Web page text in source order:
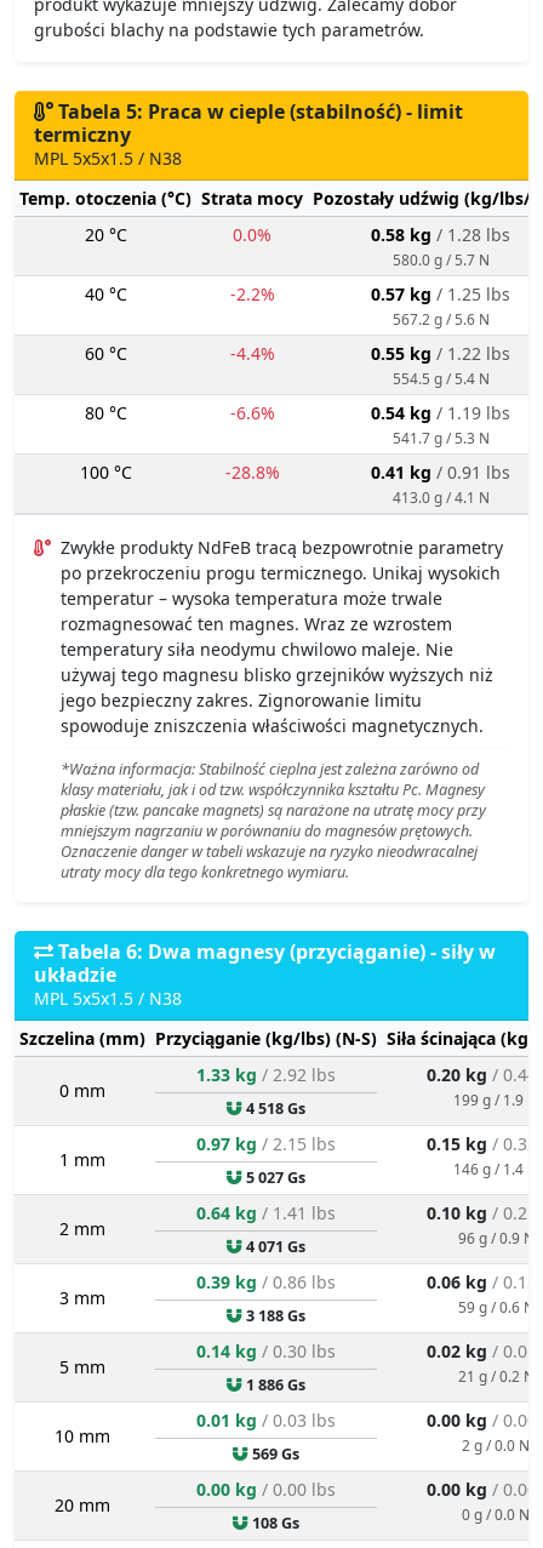
grubości blachy na podstawie tych parametrów.
Tabela 5: Praca w cieple (stabilność) - limit
termiczny
MPL 5x5x1.5 / N38
Temp. otoczenia (°C) Strata mocy Pozostały udźwig (kg/lbs/
20 °C
0.0% 0.58 kg / 1.28 lbs
580.0 g / 5.7 N
40 °C -2.2% 0.57 kg / 1.25 lbs
567.2 g / 5.6 N
60 °C -4.4% 0.55 kg / 1.22 lbs
554.5 g / 5.4 N
80 °C -6.6% 0.54 kg / 1.19 lbs
541.7 g / 5.3 N
100 °C -28.8% 0.41 kg / 0.91 lbs
413.0 g / 4.1 N
Zwykłe produkty NdFeB tracą bezpowrotnie parametry
po przekroczeniu progu termicznego. Unikaj wysokich
temperatur – wysoka temperatura może trwale
rozmagnesować ten magnes. Wraz ze wzrostem
temperatury siła neodymu chwilowo maleje. Nie
używaj tego magnesu blisko grzejników wyższych niż
jego bezpieczny zakres. Zignorowanie limitu
spowoduje zniszczenia właściwości magnetycznych.
*Ważna informacja: Stabilność cieplna jest zależna zarówno od
klasy materiału, jak i od tzw. współczynnika kształtu Pc. Magnesy
płaskie (tzw. pancake magnets) są narażone na utratę mocy przy
mniejszym nagrzaniu w porównaniu do magnesów prętowych.
Oznaczenie danger w tabeli wskazuje na ryzyko nieodwracalnej
utraty mocy dla tego konkretnego wymiaru.
Tabela 6: Dwa magnesy (przyciąganie) - siły w
układzie
MPL 5x5x1.5 / N38
Szczelina (mm) Przyciąganie (kg/lbs) (N-S) Siła ścinająca
0 mm
1.33 kg / 2.92 lbs
4 518 Gs
0.20 kg / 0.44
199 g / 1.9 N
1 mm
0.97 kg / 2.15 lbs
5 027 Gs
0.15 kg / 0.32
146 g / 1.4 N
2 mm
0.64 kg / 1.41 lbs
4 071 Gs
0.10 kg / 0.21
96 g / 0.9 N
3 mm
0.39 kg / 0.86 lbs
3 188 Gs
0.06 kg / 0.13
59 g / 0.6 N
5 mm
0.14 kg / 0.30 lbs
1 886 Gs
0.02 kg / 0.05
21 g / 0.2 N
10 mm
0.01 kg / 0.03 lbs
569 Gs
0.00 kg / 0.00
2 g / 0.0 N
20 mm
0.00 kg / 0.00 lbs
108 Gs
0.00 kg / 0.00
0 g / 0.0 N